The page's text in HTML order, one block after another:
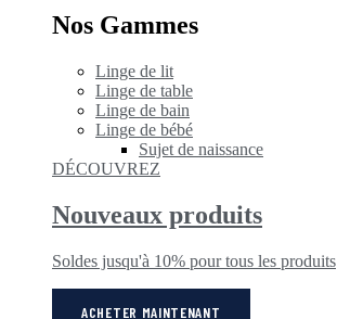
Nos Gammes
Linge de lit
Linge de table
Linge de bain
Linge de bébé
Sujet de naissance
DÉCOUVREZ
Nouveaux produits
Soldes jusqu'à 10% pour tous les produits
ACHETER MAINTENANT